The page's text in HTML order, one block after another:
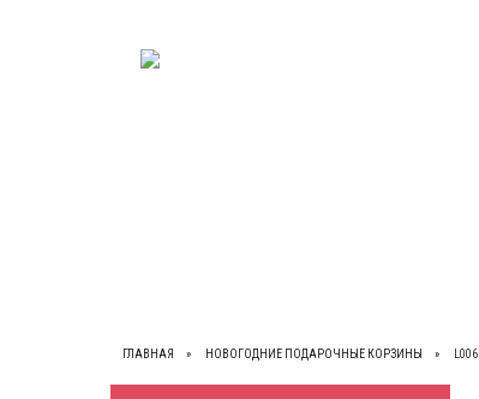
ГЛАВНАЯ НОВОГОДНИЕ ПОДАРОЧНЫЕ КОРЗИНЫ